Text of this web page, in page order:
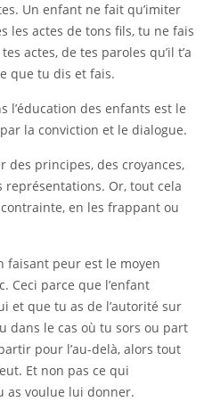
Un enfant ne fait qu’imiter
les actes de tons fils, tu ne fais
actes, de tes paroles qu’il t’a
que tu dis et fais.
l’éducation des enfants est le
la conviction et le dialogue.
des principes, des croyances,
Or, tout cela
en les frappant ou
faisant peur est le moyen
Ceci parce que l’enfant
et que tu as de l’autorité sur
dans le cas où tu sors ou part
pour l’au-delà, alors tout
Et non pas ce qui
as voulue lui donner.